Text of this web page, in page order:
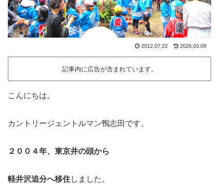
2012.07.22 2026.03.09
記事内に広告が含まれています。
こんにちは。
カントリージェントルマン鴨志田です。
２００４年、東京井の頭から
軽井沢追分へ移住しました。